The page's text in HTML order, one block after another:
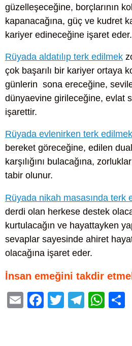
güzelleşeceğine, borçlarının
kapanacağına, güç ve kudret
kariyer edineceğine işaret eder.
Rüyada aldatılıp terk edilmek
çok başarılı bir kariyer ortaya
günlerin sona ereceğine,
dünyaevine girileceğine, evlat
işarettir.
Rüyada evlenirken terk edilmek
bereket göreceğine, edilen
karşılığını bulacağına,
tabir olunur.
Rüyada nikah masasında terk
derdi olan herkese destek
kurtulacağın ve hayattayken
sevaplar sayesinde ahiret
olacağına işaret eder.
İnsan emeğini takdir
E
F
T
T
W